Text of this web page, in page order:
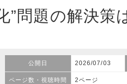
”問題の解決策
公開日 2026/07/03
ページ数・視聴時間 2ページ